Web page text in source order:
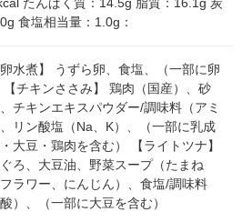
たんぱく質：14.5g 脂質：16.1g 炭
食塩相当量：1.0g：
卵水煮】 うずら卵、食塩、（一部に卵
【チキンささみ】 鶏肉（国産）、砂
チキンエキスパウダー/調味料（アミ
リン酸塩（Na、K）、（一部に乳成
大豆・鶏肉を含む） 【ライトツナ】
ろ、大豆油、野菜スープ（たまね
ラワー、にんじん）、食塩/調味料
酸）、（一部に大豆を含む）